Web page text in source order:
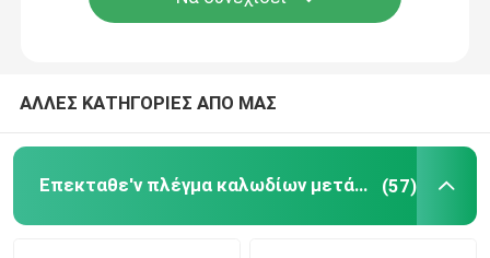
Ζώνη μεταφορέων μετάλλων
Πλέγμα οθόνης φίλτρων
ΑΛΛΕΣ ΚΑΤΗΓΟΡΙΕΣ ΑΠΟ ΜΑΣ
Επεκταθε'ν πλέγμα καλωδίων μετάλλων (57)